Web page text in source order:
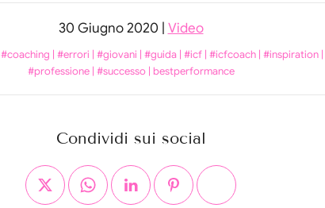
30 Giugno 2020 Video
#coaching | #errori | #giovani | #guida| #icf| #icfcoach| #inspiration|
#professione| #successo| bestperformance
Condividi sui social